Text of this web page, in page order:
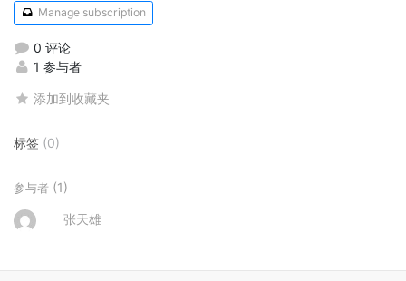
Manage subscription
0 评论
1 参与者
添加到收藏夹
标签 (0)
参与者 (1)
张天雄